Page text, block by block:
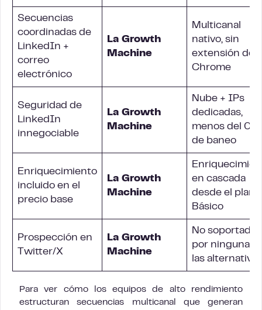
Secuencias
coordinadas de
LinkedIn +
correo
electrónico
La Growth
Machine
Multicanal
nativo, sin
extensión de
Chrome
Seguridad de
LinkedIn
innegociable
La Growth
Machine
Nube + IPs
dedicadas,
menos del
de baneo
Enriquecimiento
incluido en el
precio base
La Growth
Machine
en cascada
desde el plan
Básico
Prospección en
Twitter/X
La Growth
Machine
No soportado
por ninguna
las alternativas
Para ver cómo los equipos de alto rendimiento
estructuran secuencias multicanal que generan